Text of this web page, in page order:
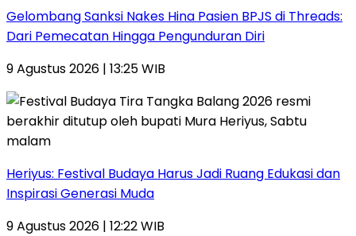
Gelombang Sanksi Nakes Hina Pasien BPJS di Threads:
Dari Pemecatan Hingga Pengunduran Diri
9 Agustus 2026 | 13:25 WIB
Heriyus: Festival Budaya Harus Jadi Ruang Edukasi dan
Inspirasi Generasi Muda
9 Agustus 2026 | 12:22 WIB